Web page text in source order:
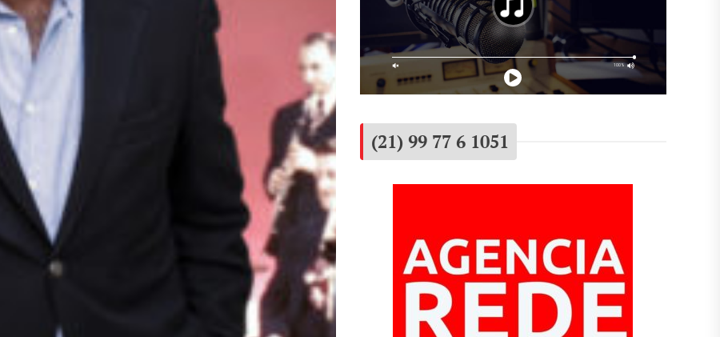
(21) 99 77 6 1051